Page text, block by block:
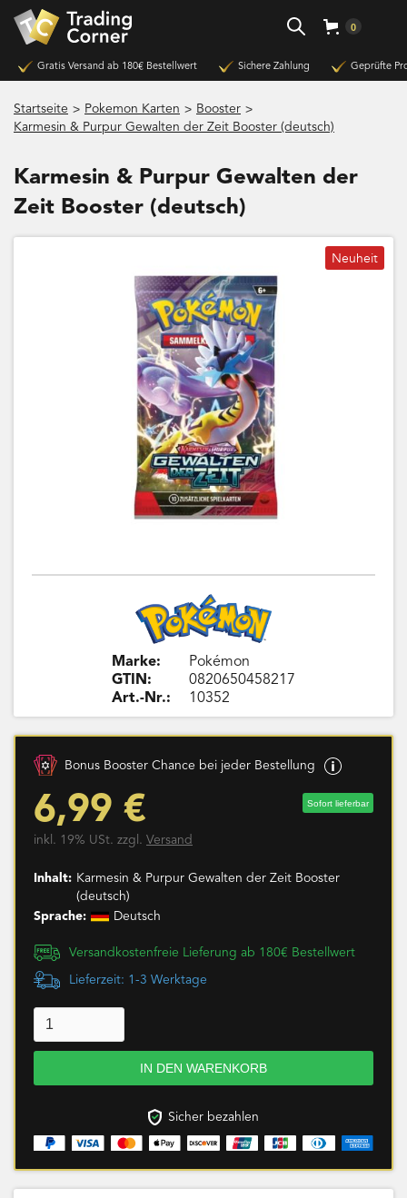
0
Gratis Versand ab 180€ Bestellwert Sichere Zahlung Geprüfte
Startseite > Pokemon Karten > Booster >
Karmesin & Purpur Gewalten der Zeit Booster (deutsch)
Karmesin & Purpur Gewalten der
Zeit Booster (deutsch)
Neuheit
Marke:
GTIN:
Art.-Nr.:
Pokémon
0820650458217
10352
Bonus Booster Chance bei jeder Bestellung
6,99 € Sofort lieferbar
inkl. 19% USt. zzgl. Versand
Inhalt: Karmesin & Purpur Gewalten der Zeit Booster
(deutsch)
Sprache:
Deutsch
Versandkostenfreie Lieferung ab 180€ Bestellwert
Lieferzeit: 1-3 Werktage
Sicher bezahlen